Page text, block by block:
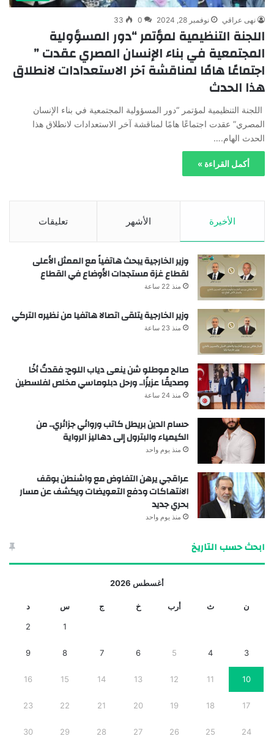
نهى عراقي نوفمبر 28, 2024 0
33
اللجنة التنظيمية لمؤتمر “دور المسؤولية
المجتمعية في بناء الإنسان المصري عقدت ”
اجتماعًا هامًا لمناقشة آخر الاستعدادات لانطلاق
هذا الحدث
اللجنة التنظيمية لمؤتمر “دور المسؤولية المجتمعية في بناء الإنسان
المصري” عقدت اجتماعًا هامًا لمناقشة آخر الاستعدادات لانطلاق هذا
الحدث الهام.…
أكمل القراءة »
الأخيرة الأشهر تعليقات
وزير الخارجية يبحث هاتفياً مع الممثل الأعلى
لقطاع غزة مستجدات الأوضاع في القطاع
منذ 22 ساعة
وزير الخارجية يتلقى اتصالا هاتفيا من نظيره التركي
منذ 23 ساعة
صالح موطلو شن ينعى دياب اللوح: فقدتُ أخًا
وصديقًا عزيزًا.. ورحل دبلوماسي مخلص لفلسطين
منذ 24 ساعة
حسام الدين بريطل كاتب وروائي جزائري.. من
الكيمياء والبترول إلى دهاليز الرواية
منذ يوم واحد
عراقجي يرهن التفاوض مع واشنطن بوقف
الانتهاكات ودفع التعويضات ويكشف عن مسار
بحري جديد
منذ يوم واحد
ابحث حسب التاريخ
أغسطس 2026
ن ث أرب خ ج س د
1
2
3
4
5
6
7
8
9
10
11
12
13
14
15
16
17
18
19
20
21
22
23
24
25
26
27
28
29
30